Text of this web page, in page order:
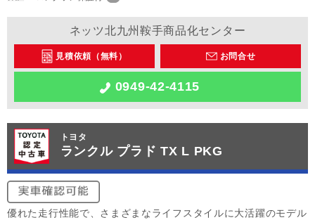
ネッツ北九州鞍手商品化センター
見積依頼（無料） お問合せ
0949-42-4115
トヨタ
ランクル プラド TX L PKG
優れた走行性能で、さまざまなライフスタイルに大活躍のモデル